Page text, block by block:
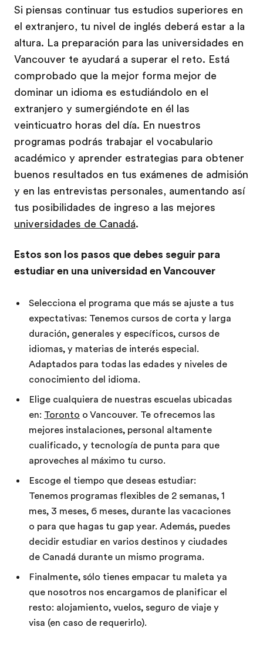
Si piensas continuar tus estudios superiores en
el extranjero, tu nivel de inglés deberá estar a la
altura. La preparación para las universidades en
Vancouver te ayudará a superar el reto. Está
comprobado que la mejor forma mejor de
dominar un idioma es estudiándolo en el
extranjero y sumergiéndote en él las
veinticuatro horas del día. En nuestros
programas podrás trabajar el vocabulario
académico y aprender estrategias para obtener
buenos resultados en tus exámenes de admisión
y en las entrevistas personales, aumentando así
tus posibilidades de ingreso a las mejores
universidades de Canadá.
Estos son los pasos que debes seguir para
estudiar en una universidad en Vancouver
Selecciona el programa que más se ajuste a tus
expectativas: Tenemos cursos de corta y larga
duración, generales y específicos, cursos de
idiomas, y materias de interés especial.
Adaptados para todas las edades y niveles de
conocimiento del idioma.
Elige cualquiera de nuestras escuelas ubicadas
en: Toronto o Vancouver. Te ofrecemos las
mejores instalaciones, personal altamente
cualificado, y tecnología de punta para que
aproveches al máximo tu curso.
Escoge el tiempo que deseas estudiar:
Tenemos programas flexibles de 2 semanas, 1
mes, 3 meses, 6 meses, durante las vacaciones
o para que hagas tu gap year. Además, puedes
decidir estudiar en varios destinos y ciudades
de Canadá durante un mismo programa.
Finalmente, sólo tienes empacar tu maleta ya
que nosotros nos encargamos de planificar el
resto: alojamiento, vuelos, seguro de viaje y
visa (en caso de requerirlo).